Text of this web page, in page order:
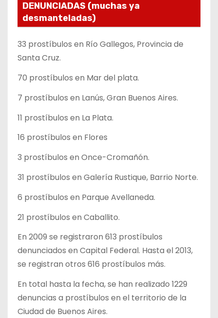
DENUNCIADAS (muchas ya
desmanteladas)
33 prostíbulos en Río Gallegos, Provincia de
Santa Cruz.
70 prostíbulos en Mar del plata.
7 prostíbulos en Lanús, Gran Buenos Aires.
11 prostíbulos en La Plata.
16 prostíbulos en Flores
3 prostíbulos en Once-Cromañón.
31 prostíbulos en Galería Rustique, Barrio Norte.
6 prostíbulos en Parque Avellaneda.
21 prostíbulos en Caballito.
En 2009 se registraron 613 prostíbulos
denunciados en Capital Federal. Hasta el 2013,
se registran otros 616 prostíbulos más.
En total hasta la fecha, se han realizado 1229
denuncias a prostíbulos en el territorio de la
Ciudad de Buenos Aires.